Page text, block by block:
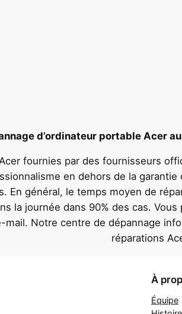
d’ordinateur portable Acer
fournies par des fournisseurs
en dehors de la
En général, le temps moyen de
la journée dans 90% des cas.
Notre centre de dépannage
réparations
À
Équipe